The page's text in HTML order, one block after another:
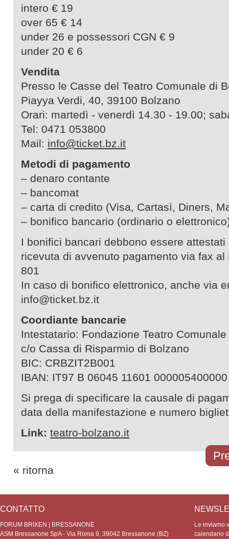
intero € 19
over 65 € 14
under 26 e possessori CGN € 9
under 20 € 6
Vendita
Presso le Casse del Teatro Comunale di
Piayya Verdi, 40, 39100 Bolzano
Orari: martedì - venerdì 14.30 - 19.00;
Tel: 0471 053800
Mail: info@ticket.bz.it
Metodi di pagamento
– denaro contante
– bancomat
– carta di credito (Visa, Cartasì, Diners,
– bonifico bancario (ordinario o
I bonifici bancari debbono essere
ricevuta di avvenuto pagamento via fax
801
In caso di bonifico elettronico, anche via
info@ticket.bz.it
Coordiante bancarie
Intestatario: Fondazione Teatro Comunale
c/o Cassa di Risparmio di Bolzano
BIC: CRBZIT2B001
IBAN: IT97 B 06045 11601 000005400000
Si prega di specificare la causale di
data della manifestazione e numero
Link: teatro-bolzano.it
« ritorna
CONTATTO
FORUM BRIXEN | BRESSANONE
ASM Bressanone SpA - Via Roma 9, 39042 Bressanone (BZ)
Le inviamo
calendario